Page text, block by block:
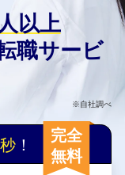
以上
職サービ
※自社調べ
秒 ！
完全
無料